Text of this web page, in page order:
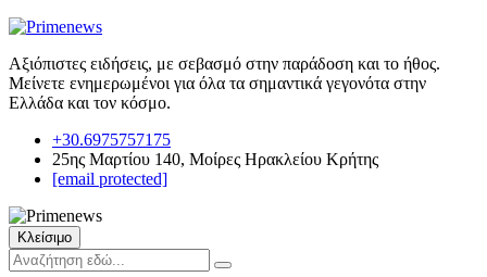
Αξιόπιστες ειδήσεις, με σεβασμό στην παράδοση και το ήθος.
Μείνετε ενημερωμένοι για όλα τα σημαντικά γεγονότα στην
Ελλάδα και τον κόσμο.
+30.6975757175
25ης Μαρτίου 140, Μοίρες Ηρακλείου Κρήτης
[email protected]
Κλείσιμο